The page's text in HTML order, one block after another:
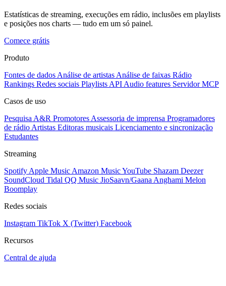
Estatísticas de streaming, execuções em rádio, inclusões em playlists
e posições nos charts — tudo em um só painel.
Comece grátis
Produto
Fontes de dados Análise de artistas Análise de faixas Rádio
Rankings Redes sociais Playlists API Audio features Servidor MCP
Casos de uso
Pesquisa A&R Promotores Assessoria de imprensa Programadores
de rádio Artistas Editoras musicais Licenciamento e sincronização
Estudantes
Streaming
Spotify Apple Music Amazon MusicYouTube Shazam Deezer
SoundCloud Tidal QQ Music JioSaavn/Gaana Anghami Melon
Boomplay
Redes sociais
Instagram TikTok X (Twitter) Facebook
Recursos
Central de ajuda